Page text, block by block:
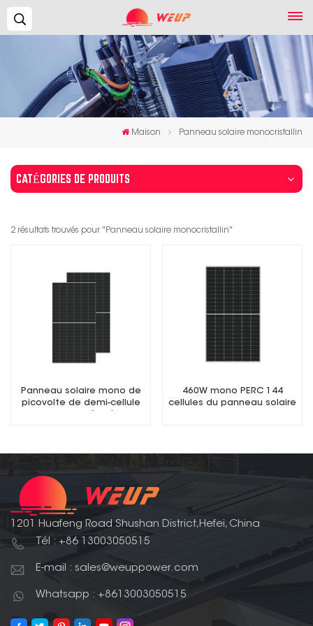
Maison Panneau solaire monocristallin
CATÉGORIES DE PRODUITS
2 résultats trouvés pour "Panneau solaire monocristallin"
Panneau solaire mono de
picovolte de demi-cellule
460W mono PERC 144
cellules du panneau solaire
1201 Huafeng Road Shushan District,Hefei, China
Tél : +86 13003050515
E-mail : sales@weuppower.com
Whatsapp : +8613003050515